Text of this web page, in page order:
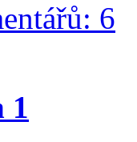
6
1